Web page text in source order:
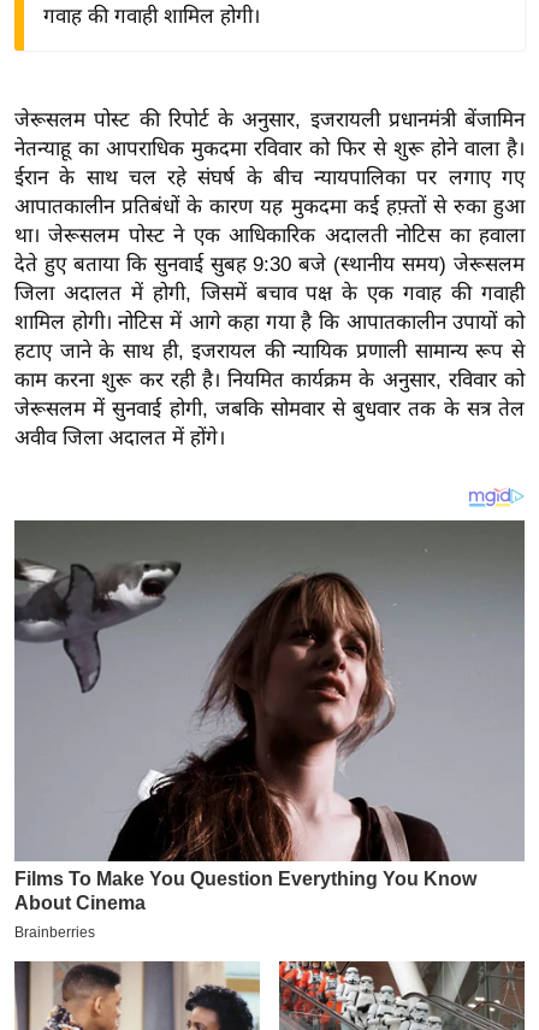
वि
शे
ष
ज्ञ
रा
य
ब
ज
ट
खे
ट
I
P
इ
म
ई
-
गवाह की गवाही शामिल होगी।
जेरूसलम पोस्ट की रिपोर्ट के अनुसार, इजरायली प्रधानमंत्री बेंजामिन
नेतन्याहू का आपराधिक मुकदमा रविवार को फिर से शुरू होने वाला है।
ईरान के साथ चल रहे संघर्ष के बीच न्यायपालिका पर लगाए गए
आपातकालीन प्रतिबंधों के कारण यह मुकदमा कई हफ़्तों से रुका हुआ
था। जेरूसलम पोस्ट ने एक आधिकारिक अदालती नोटिस का हवाला
देते हुए बताया कि सुनवाई सुबह 9:30 बजे (स्थानीय समय) जेरूसलम
जिला अदालत में होगी, जिसमें बचाव पक्ष के एक गवाह की गवाही
शामिल होगी। नोटिस में आगे कहा गया है कि आपातकालीन उपायों को
हटाए जाने के साथ ही, इजरायल की न्यायिक प्रणाली सामान्य रूप से
काम करना शुरू कर रही है। नियमित कार्यक्रम के अनुसार, रविवार को
जेरूसलम में सुनवाई होगी, जबकि सोमवार से बुधवार तक के सत्र तेल
अवीव जिला अदालत में होंगे।